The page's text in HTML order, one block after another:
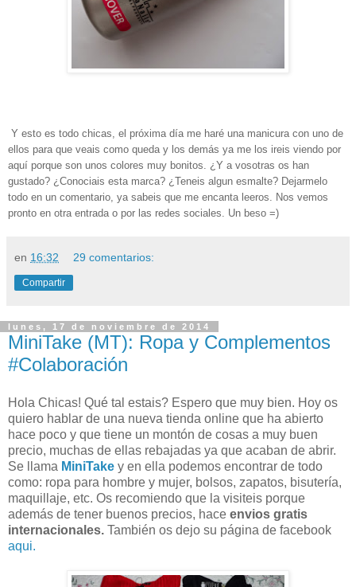
Y esto es todo chicas, el próxima día me haré una manicura con uno de
ellos para que veais como queda y los demás ya me los ireis viendo por
aquí porque son unos colores muy bonitos. ¿Y a vosotras os han
gustado? ¿Conociais esta marca? ¿Teneis algun esmalte? Dejarmelo
todo en un comentario, ya sabeis que me encanta leeros. Nos vemos
pronto en otra entrada o por las redes sociales. Un beso =)
en 16:32 29 comentarios:
Compartir
lunes, 17 de noviembre de 2014
MiniTake (MT): Ropa y Complementos
#Colaboración
Hola Chicas! Qué tal estais? Espero que muy bien. Hoy os
quiero hablar de una nueva tienda online que ha abierto
hace poco y que tiene un montón de cosas a muy buen
precio, muchas de ellas rebajadas ya que acaban de abrir.
Se llama MiniTake y en ella podemos encontrar de todo
como: ropa para hombre y mujer, bolsos, zapatos, bisutería,
maquillaje, etc. Os recomiendo que la visiteis porque
además de tener buenos precios, hace envios gratis
internacionales. También os dejo su página de facebook
aqui.